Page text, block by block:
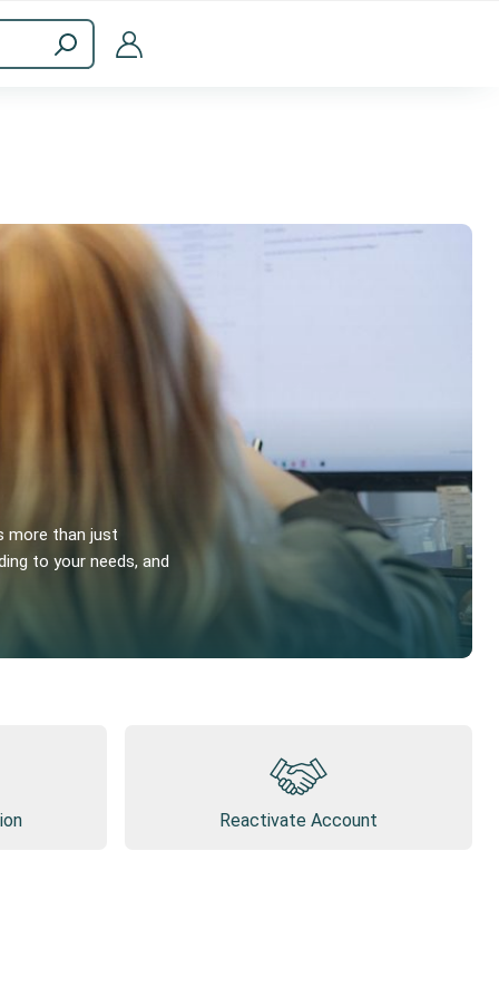
Accessoires informatiques
more than just
to your needs, and
Reactivate Account